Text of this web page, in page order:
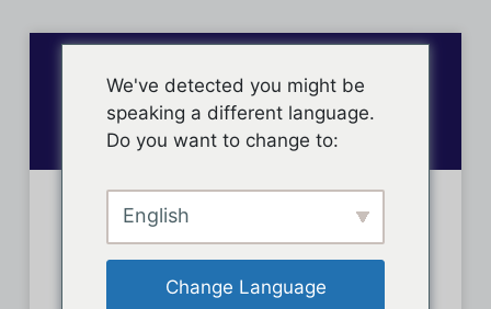
Inicio de sesión
We've detected you might be
speaking a different language.
Do you want to change to:
English
Change Language